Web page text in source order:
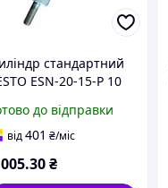
стандартний
ESN-20-15-P 10
до відправки
від401 ₴/міс
.30₴